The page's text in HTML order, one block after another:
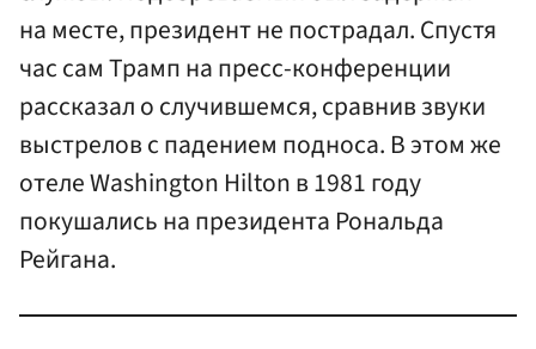
на месте, президент не пострадал. Спустя
час сам Трамп на пресс-конференции
рассказал о случившемся, сравнив звуки
выстрелов с падением подноса. В этом же
отеле Washington Hilton в 1981 году
покушались на президента Рональда
Рейгана.